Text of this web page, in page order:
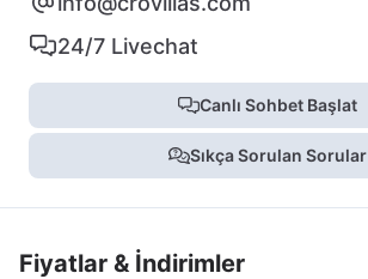
24/7 Livechat
Canlı Sohbet Başlat
Sıkça Sorulan Sorular
Fiyatlar & İndirimler